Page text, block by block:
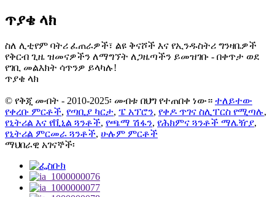
ጥያቄ ላክ
ስለ ሊቲየም ባትሪ ፈጠራዎች፣ ልዩ ቅናሾች እና የኢንዱስትሪ ግንዛቤዎች
የቅርብ ጊዜ ዝመናዎችን ለማግኘት ለጋዜጣችን ይመዝገቡ - በቀጥታ ወደ
የገቢ መልእክት ሳጥንዎ ይላካሉ!
ጥያቄ ላክ
© የቅጂ መብት - 2010-2025፡ መብቱ በህግ የተጠበቀ ነው። ተለይተው
የቀረቡ ምርቶች, የጣቢያ ካርታ, ፔ አፕሮን, የቀዶ ጥገና ስሊፐርስ የሚጣሉ,
የኒትሪል እና የቪኒል ጓንቶች, የጫማ ሽፋን, የሕክምና ጓንቶች ማሌዥያ,
የኒትሪል ምርመራ ጓንቶች, ሁሉም ምርቶች
ማህበራዊ አገናኞች፡